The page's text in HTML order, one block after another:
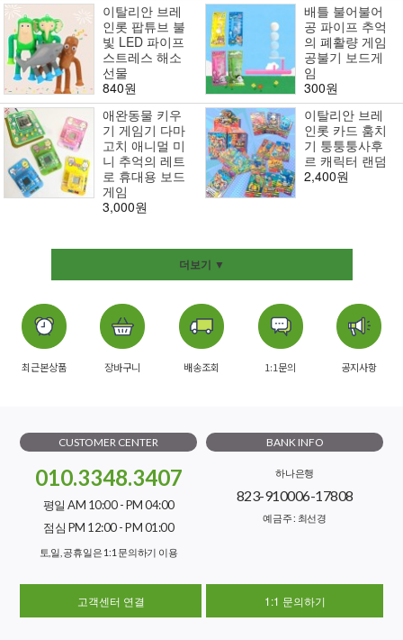
이탈리안 브레
인롯 팝튜브 불
빛 LED 파이프
스트레스 해소
선물
840원
배틀 불어불어
공 파이프 추억
의 폐활량 게임
공불기 보드게
임
300원
애완동물 키우
기 게임기 다마
고치 애니멀 미
니 추억의 레트
로 휴대용 보드
게임
3,000원
이탈리안 브레
인롯 카드 훔치
기 퉁퉁퉁사후
르 캐릭터 랜덤
2,400원
더보기 ▼
최근본상품 장바구니 배송조회 1:1문의 공지사항
CUSTOMER CENTER
010.3348.3407
평일 AM 10:00 - PM 04:00
점심 PM 12:00 - PM 01:00
토,일, 공휴일은 1:1 문의하기 이용
BANK INFO
하나은행
823-910006-17808
예금주 : 최선경
고객센터 연결 1:1 문의하기